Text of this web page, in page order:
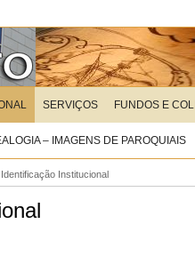
SERVIÇOS FUNDOS E
– IMAGENS DE PAROQUIAIS
Identificação Institucional